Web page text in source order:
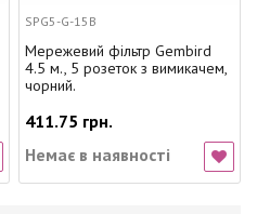
SPG5-G-15B
Мережевий фільтр Gembird
4.5 м., 5 розеток з вимикачем,
чорний.
411.75 грн.
Немає в наявності